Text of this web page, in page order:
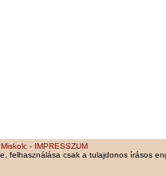
- IMPRESSZUM
felhasználása csak a tulajdonos írásos